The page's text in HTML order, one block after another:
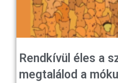
Rendkívül éles a
megtalálod a